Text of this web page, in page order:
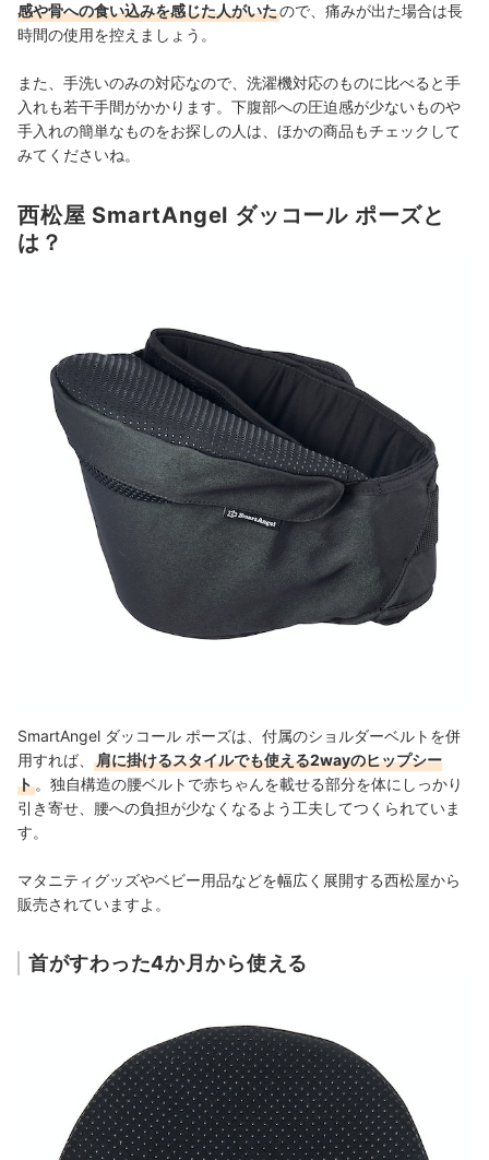
感や骨への食い込みを感じた人がいたので、痛みが出た場合は長
時間の使用を控えましょう。
また、手洗いのみの対応なので、洗濯機対応のものに比べると手
入れも若干手間がかかります。下腹部への圧迫感が少ないものや
手入れの簡単なものをお探しの人は、ほかの商品もチェックして
みてくださいね。
西松屋 SmartAngel ダッコール ポーズと
は？
SmartAngel ダッコール ポーズは、付属のショルダーベルトを併
用すれば、
肩に掛けるスタイルでも使える2wayのヒップシー
ト 。 独自構造の腰ベルトで赤ちゃんを載せる部分を体にしっかり
引き寄せ、腰への負担が少なくなるよう工夫してつくられていま
す。
マタニティグッズやベビー用品などを幅広く展開する西松屋から
販売されていますよ。
首がすわった4か月から使える